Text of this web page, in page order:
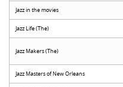
Jazz in the movies
Jazz Life (The)
Jazz Makers (The)
Jazz Masters of New Orleans